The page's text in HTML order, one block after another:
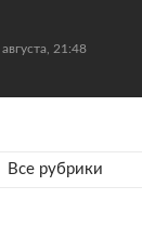
21:48
Все рубрики